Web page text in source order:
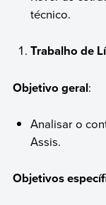
técnico.
Trabalho de
Objetivo geral:
Analisar o
Assis.
Objetivos